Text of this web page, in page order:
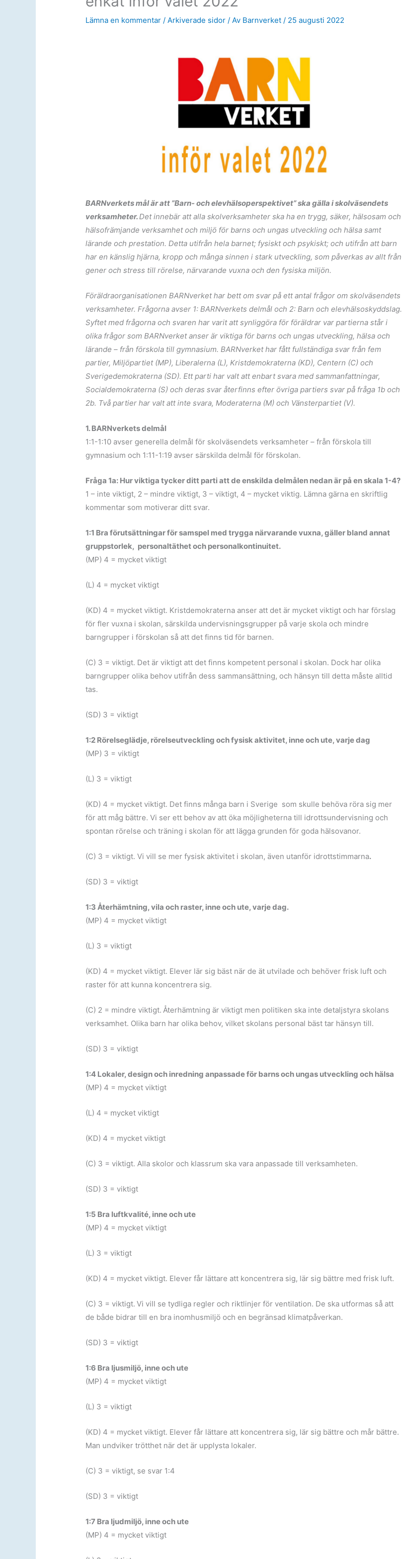
Lämna en kommentar /Arkiverade sidor / Av Barnverket/ 25 augusti 2022
BARNverkets mål är att ”Barn- och elevhälsoperspektivet” ska gälla i skolväsendets
verksamheter.Det innebär att alla skolverksamheter ska ha en trygg, säker, hälsosam och
hälsofrämjande verksamhet och miljö för barns och ungas utveckling och hälsa samt
lärande och prestation. Detta utifrån hela barnet; fysiskt och psykiskt; och utifrån att barn
har en känslig hjärna, kropp och många sinnen i stark utveckling, som påverkas av allt från
gener och stress till rörelse, närvarande vuxna och den fysiska miljön.
Föräldraorganisationen BARNverket har bett om svar på ett antal frågor om skolväsendets
verksamheter. Frågorna avser 1: BARNverkets delmål och 2: Barn och elevhälsoskyddslag.
Syftet med frågorna och svaren har varit att synliggöra för föräldrar var partierna står i
olika frågor som BARNverket anser är viktiga för barns och ungas utveckling, hälsa och
lärande – från förskola till gymnasium. BARNverket har fått fullständiga svar från fem
partier, Miljöpartiet (MP), Liberalerna (L), Kristdemokraterna (KD), Centern (C) och
Sverigedemokraterna (SD). Ett parti har valt att enbart svara med sammanfattningar,
Socialdemokraterna (S)och deras svar återfinns efter övriga partiers svar på fråga 1b och
2b. Två partier har valt att inte svara, Moderaterna (M) och Vänsterpartiet (V).
1. BARNverkets delmål
1:1-1:10 avser generella delmål för skolväsendets verksamheter – från förskola till
gymnasium och 1:11-1:19 avser särskilda delmål för förskolan.
Fråga 1a: Hur viktiga tycker ditt parti att de enskilda delmålen nedan är på en skala 1-4?
1 – inte viktigt, 2 – mindre viktigt, 3 – viktigt, 4 – mycket viktig. Lämna gärna en skriftlig
kommentar som motiverar ditt svar.
1:1 Bra förutsättningar för samspel med trygga närvarande vuxna, gäller bland annat
gruppstorlek, personaltäthet och personalkontinuitet.
(MP) 4 = mycket viktigt
(L) 4 = mycket viktigt
(KD) 4 = mycket viktigt. Kristdemokraterna anser att det är mycket viktigt och har förslag
för fler vuxna i skolan, särskilda undervisningsgrupper på varje skola och mindre
barngrupper i förskolan så att det finns tid för barnen.
(C) 3 = viktigt. Det är viktigt att det finns kompetent personal i skolan. Dock har olika
barngrupper olika behov utifrån dess sammansättning, och hänsyn till detta måste alltid
tas.
(SD) 3 = viktigt
1:2 Rörelseglädje, rörelseutveckling och fysisk aktivitet, inne och ute, varje dag
(MP) 3 = viktigt
(L) 3 = viktigt
(KD) 4 = mycket viktigt. Det finns många barn i Sverige som skulle behöva röra sig mer
för att måg bättre. Vi ser ett behov av att öka möjligheterna till idrottsundervisning och
spontan rörelse och träning i skolan för att lägga grunden för goda hälsovanor.
(C) 3 = viktigt. Vi vill se mer fysisk aktivitet i skolan, även utanför idrottstimmarna.
(SD) 3 = viktigt
1:3 Återhämtning, vila och raster, inne och ute, varje dag.
(MP) 4 = mycket viktigt
(L) 3 = viktigt
(KD) 4 = mycket viktigt. Elever lär sig bäst när de ät utvilade och behöver frisk luft och
raster för att kunna koncentrera sig.
(C) 2 = mindre viktigt. Återhämtning är viktigt men politiken ska inte detaljstyra skolans
verksamhet. Olika barn har olika behov, vilket skolans personal bäst tar hänsyn till.
(SD) 3 = viktigt
1:4 Lokaler, design och inredning anpassade för barns och ungas utveckling och hälsa
(MP) 4 = mycket viktigt
(L) 4 = mycket viktigt
(KD) 4 = mycket viktigt
(C) 3 = viktigt. Alla skolor och klassrum ska vara anpassade till verksamheten.
(SD) 3 = viktigt
1:5 Bra luftkvalité, inne och ute
(MP) 4 = mycket viktigt
(L) 3 = viktigt
(KD) 4 = mycket viktigt. Elever får lättare att koncentrera sig, lär sig bättre med frisk luft.
(C) 3 = viktigt. Vi vill se tydliga regler och riktlinjer för ventilation. De ska utformas så att
de både bidrar till en bra inomhusmiljö och en begränsad klimatpåverkan.
(SD) 3 = viktigt
1:6 Bra ljusmiljö, inne och ute
(MP) 4 = mycket viktigt
(L) 3 = viktigt
(KD) 4 = mycket viktigt. Elever får lättare att koncentrera sig, lär sig bättre och mår bättre.
Man undviker trötthet när det är upplysta lokaler.
(C) 3 = viktigt, se svar 1:4
(SD) 3 = viktigt
1:7 Bra ljudmiljö, inne och ute
(MP) 4 = mycket viktigt